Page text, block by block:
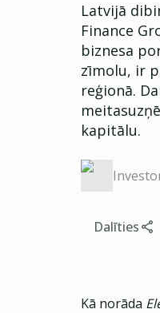
Latvijā
Finance
biznesa
zīmolu, ir
reģionā.
kapitālu.
Dalīties
Kā norāda